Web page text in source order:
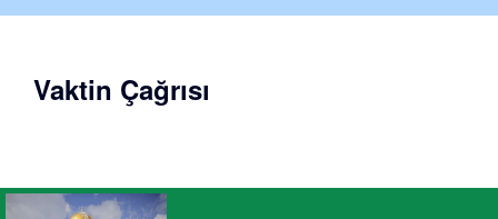
Vaktin Çağrısı